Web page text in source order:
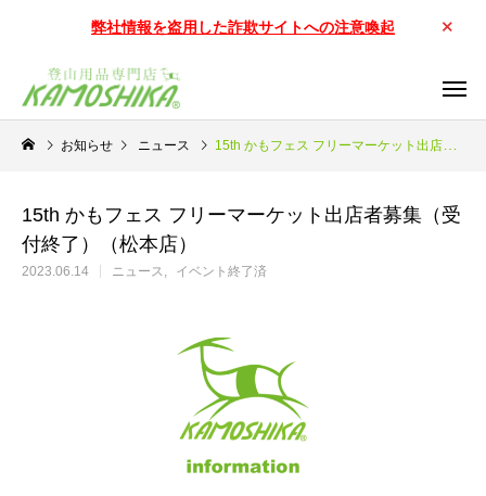
弊社情報を盗用した詐欺サイトへの注意喚起
お知らせ ニュース 15th かもフェス フリーマーケット出店者募集（受付終了）（松本店）
15th かもフェス フリーマーケット出店者募集（受
付終了）（松本店）
2023.06.14 ニュース イベント終了済